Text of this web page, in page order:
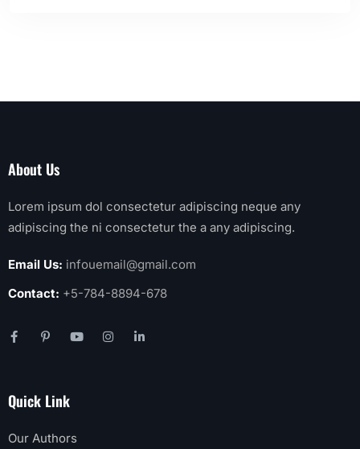
About Us
Lorem ipsum dol consectetur adipiscing neque any
adipiscing the ni consectetur the a any adipiscing.
Email Us: infouemail@gmail.com
Contact: +5-784-8894-678
Quick Link
Our Authors